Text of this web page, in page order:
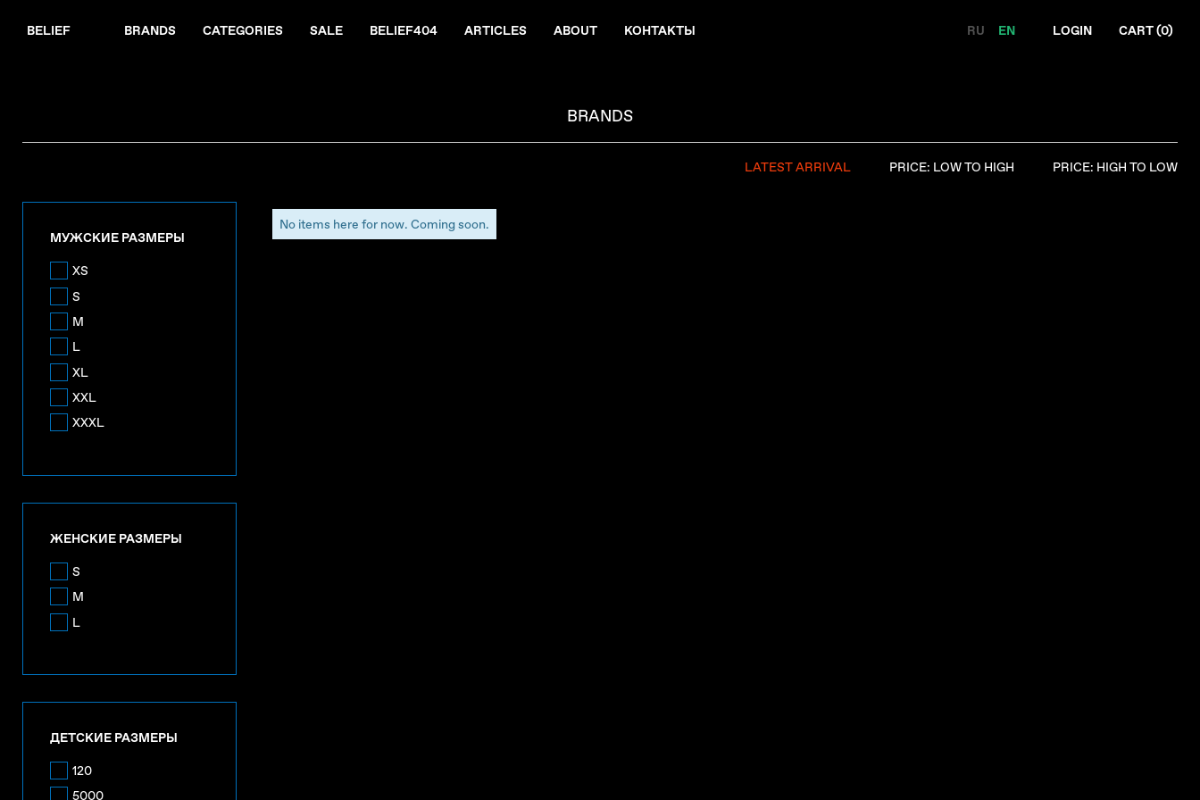
BELIEF BRANDS CATEGORIES SALE BELIEF404 ARTICLES ABOUT КОНТАКТЫ RU EN LOGIN CART (0)
BRANDS
LATEST ARRIVAL PRICE: LOW TO HIGH PRICE: HIGH TO LOW
МУЖСКИЕ РАЗМЕРЫ
XS
S
M
L
XL
XXL
XXXL
ЖЕНСКИЕ РАЗМЕРЫ
S
M
L
ДЕТСКИЕ РАЗМЕРЫ
120
5000
No items here for now. Coming soon.